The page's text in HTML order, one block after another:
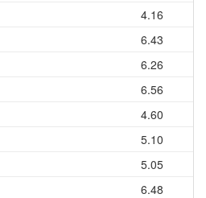
4.16
6.43
6.26
6.56
4.60
5.10
5.05
6.48